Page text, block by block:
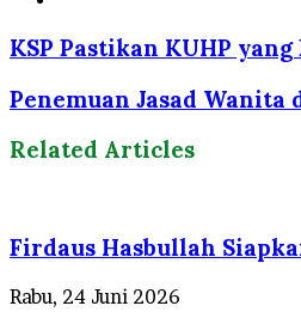
KSP Pastikan KUHP
Penemuan Jasad
Related Articles
Firdaus Hasbullah
Rabu, 24 Juni 2026